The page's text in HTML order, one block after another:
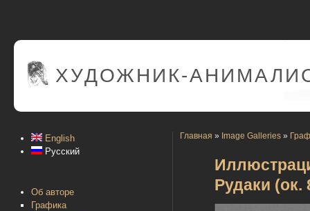
ХУДОЖНИК-
English
Русский
Об авторе
Графика
Главная » Image Galleries »
Рудаки (ок.